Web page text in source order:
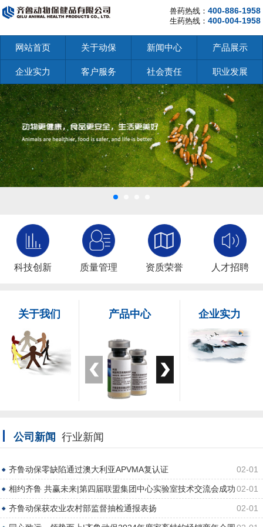
兽药热线： 400-886-1958
生药热线： 400-004-1958
网站首页 关于动保 新闻中心 产品展示
企业实力 客户服务 社会责任 职业发展
科技创新 质量管理 资质荣誉 人才招聘
关于我们 产品中心 企业实力
公司新闻 行业新闻
02-01
齐鲁动保零缺陷通过澳大利亚APVMA复认证
02-01
相约齐鲁 共赢未来|第四届联盟集团中心实验室技术交流会成功
举办
02-01
齐鲁动保获农业农村部监督抽检通报表扬